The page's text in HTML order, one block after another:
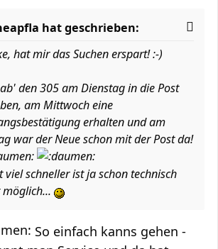
hat geschrieben:
hat mir das Suchen erspart! :-)
den 305 am Dienstag in die Post
am Mittwoch eine
erhalten und am
war der Neue schon mit der Post da!
viel schneller ist ja schon technisch
So einfach kanns gehen -